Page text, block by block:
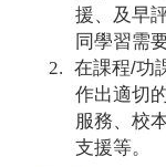
援、及早
同學習需
2. 在課程/功
作出適切
服務、校
支援等。